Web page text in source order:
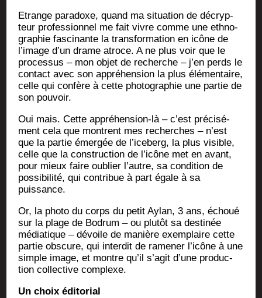
Etrange para­doxe, quand ma situa­tion de décryp­
teur pro­fes­sion­nel me fait vivre comme une eth­no­
gra­phie fas­ci­nante la trans­for­ma­tion en icône de
l’image d’un drame atroce. A ne plus voir que le
pro­ces­sus – mon objet de recherche – j’en perds le
contact avec son appré­hen­sion la plus élé­men­taire,
celle qui confère à cette pho­to­gra­phie une par­tie de
son pouvoir.
Oui mais. Cette appré­hen­sion-là – c’est pré­ci­sé­
ment cela que montrent mes recherches – n’est
que la par­tie émer­gée de l’iceberg, la plus visible,
celle que la construc­tion de l’icône met en avant,
pour mieux faire oublier l’autre, sa condi­tion de
pos­si­bi­li­té, qui contri­bue à part égale à sa
puissance.
Or, la pho­to du corps du petit Aylan, 3 ans, échoué
sur la plage de Bodrum – ou plu­tôt sa des­ti­née
média­tique – dévoile de manière exem­plaire cette
par­tie obs­cure, qui inter­dit de rame­ner l’icône à une
simple image, et montre qu’il s’agit d’une pro­duc­
tion col­lec­tive complexe.
Un choix éditorial